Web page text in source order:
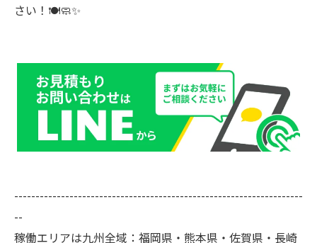
さい！🍽️🧼✨
--------------------------------------------------------------------
--
稼働エリアは九州全域：福岡県・熊本県・佐賀県・長崎